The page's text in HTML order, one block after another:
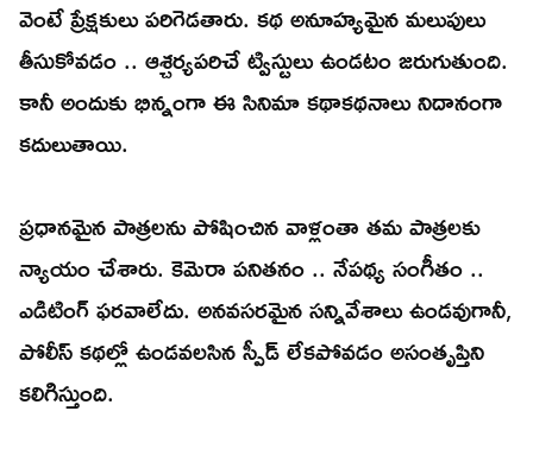
వెంటే ప్రేక్షకులు పరిగెడతారు. కథ అనూహ్యమైన మలుపులు
తీసుకోవడం .. ఆశ్చర్యపరిచే ట్విస్టులు ఉండటం జరుగుతుంది.
కానీ అందుకు భిన్నంగా ఈ సినిమా కథాకథనాలు నిదానంగా
కదులుతాయి.
ప్రధానమైన పాత్రలను పోషించిన వాళ్లంతా తమ పాత్రలకు
న్యాయం చేశారు. కెమెరా పనితనం .. నేపథ్య సంగీతం ..
ఎడిటింగ్ ఫరవాలేదు. అనవసరమైన సన్నివేశాలు ఉండవుగానీ,
పోలీస్ కథల్లో ఉండవలసిన స్పీడ్ లేకపోవడం అసంతృప్తిని
కలిగిస్తుంది.